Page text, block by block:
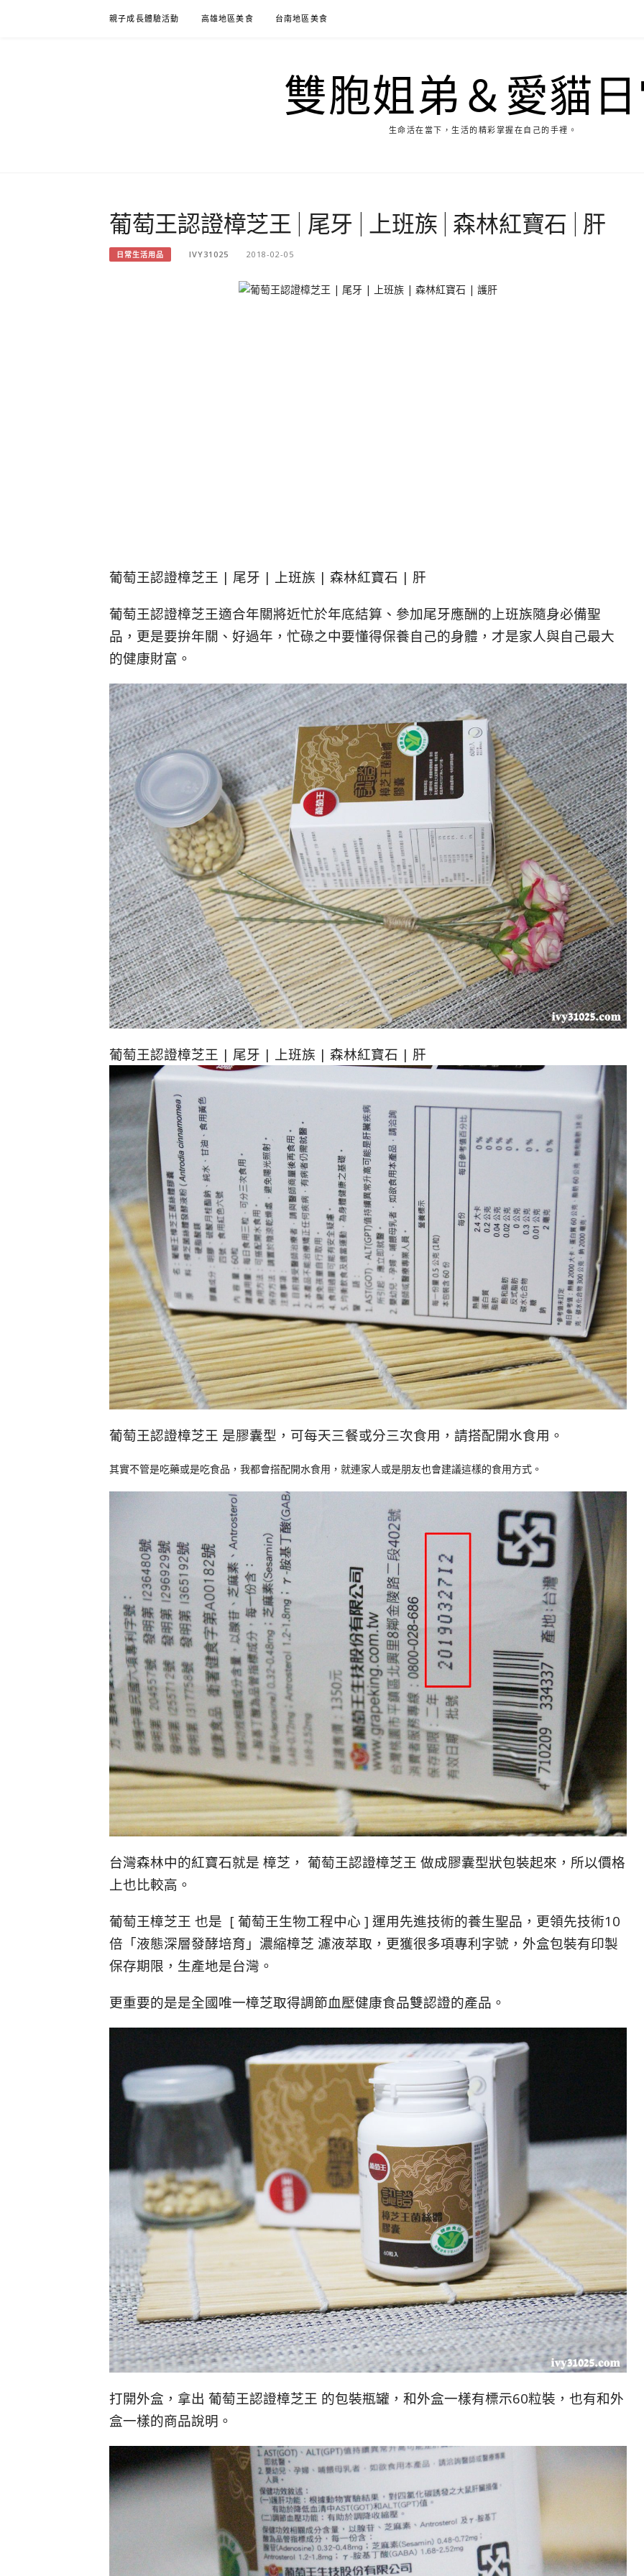
親子成長體驗活動 高雄地區美食 台南地區美食
雙胞姐弟＆愛貓
生命活在當下，生活的精彩掌握在自己的手裡。
葡萄王認證樟芝王 | 尾牙 | 上班族 | 森林紅寶石 | 肝
日常生活用品 IVY31025 2018-02-05
葡萄王認證樟芝王 | 尾牙 | 上班族 | 森林紅寶石 | 肝
葡萄王認證樟芝王適合年關將近忙於年底結算、參加尾牙應酬的上班族隨身必備聖
品，更是要拚年關、好過年，忙碌之中要懂得保養自己的身體，才是家人與自己最大
的健康財富。
葡萄王認證樟芝王 | 尾牙 | 上班族 | 森林紅寶石 | 肝
葡萄王認證樟芝王 是膠囊型，可每天三餐或分三次食用，請搭配開水食用。
其實不管是吃藥或是吃食品，我都會搭配開水食用，就連家人或是朋友也會建議這樣的食用方式。
台灣森林中的紅寶石就是 樟芝， 葡萄王認證樟芝王 做成膠囊型狀包裝起來，所以價格
上也比較高。
葡萄王樟芝王 也是 [ 葡萄王生物工程中心 ] 運用先進技術的養生聖品，更領先技術10
倍「液態深層發酵培育」濃縮樟芝 濾液萃取，更獲很多項專利字號，外盒包裝有印製
保存期限，生產地是台灣。
更重要的是是全國唯一樟芝取得調節血壓健康食品雙認證的產品。
打開外盒，拿出 葡萄王認證樟芝王 的包裝瓶罐，和外盒一樣有標示60粒裝，也有和外
盒一樣的商品說明。